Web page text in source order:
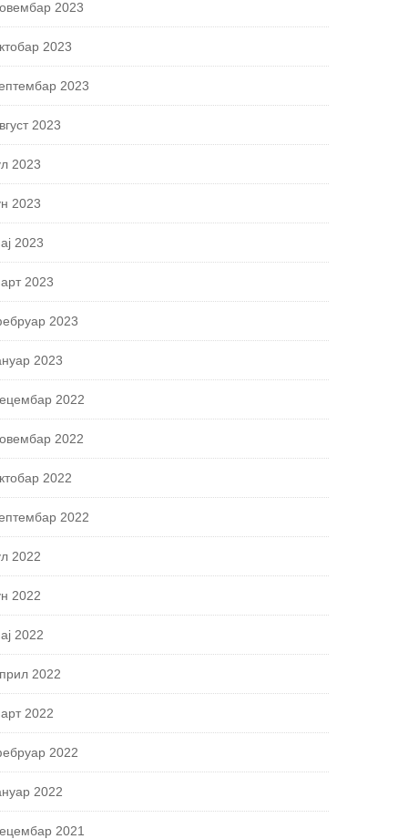
2023
2023
2023
2023
2023
2023
2023
2023
2023
2023
2022
2022
2022
2022
2022
2022
2022
2022
2022
2022
2022
2021